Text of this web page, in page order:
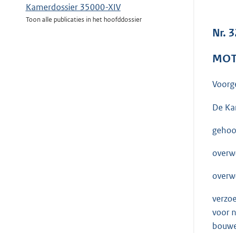
Kamerdossier 35000-XIV
Toon alle publicaties in het hoofddossier
Nr.
De
voor